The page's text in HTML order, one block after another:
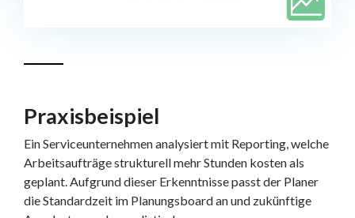
Praxisbeispiel
Ein Serviceunternehmen analysiert mit Reporting, welche
Arbeitsaufträge strukturell mehr Stunden kosten als
geplant. Aufgrund dieser Erkenntnisse passt der Planer
die Standardzeit im Planungsboard an und zukünftige